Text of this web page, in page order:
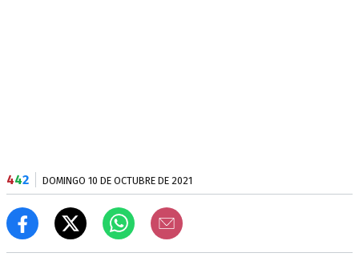
442 DOMINGO 10 DE OCTUBRE DE 2021